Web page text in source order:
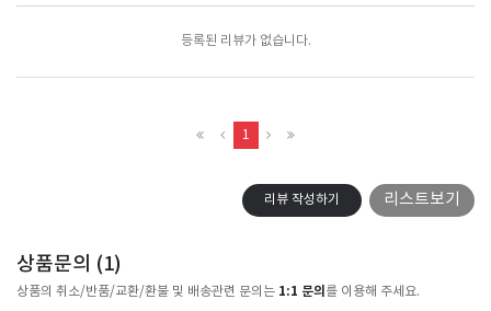
등록된 리뷰가 없습니다.
1
리뷰 작성하기 리스트보기
상품문의 (1)
상품의 취소/반품/교환/환불 및 배송관련 문의는 1:1 문의 를 이용해 주세요.